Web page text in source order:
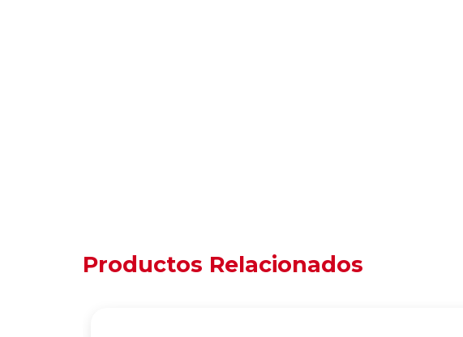
Productos Relacionados